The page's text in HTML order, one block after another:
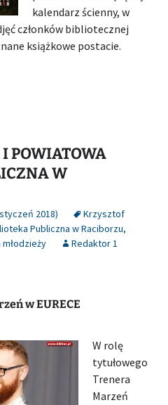
kalendarz ścienny, w
członków bibliotecznej
książkowe postacie.
BIBLIOTEKA PUBLICZNA W
POWIATOWA
W
2018)
Krzysztof
Publiczna w Raciborzu,
młodzieży Redaktor 1
w EURECE
W rolę
tytułowego
Trenera
Marzeń